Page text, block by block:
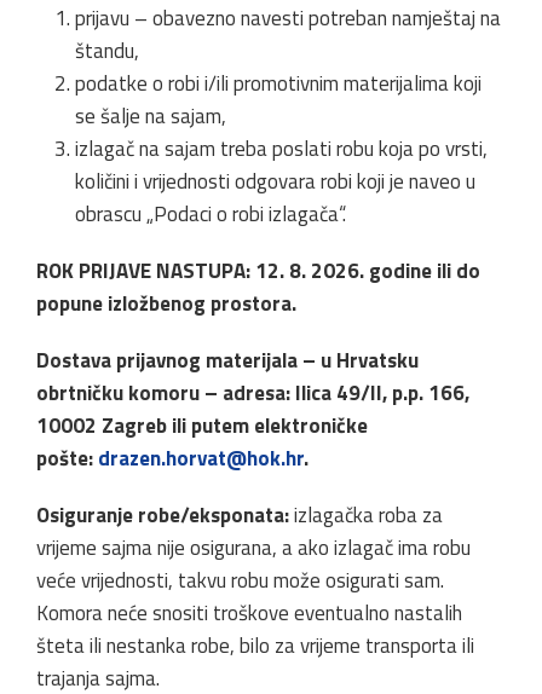
prijavu – obavezno navesti potreban namještaj na
štandu,
podatke o robi i/ili promotivnim materijalima koji
se šalje na sajam,
izlagač na sajam treba poslati robu koja po vrsti,
količini i vrijednosti odgovara robi koji je naveo u
obrascu „Podaci o robi izlagača“.
ROK PRIJAVE NASTUPA: 12. 8. 2026. godine ili do
popune izložbenog prostora.
Dostava prijavnog materijala – u Hrvatsku
obrtničku komoru – adresa: Ilica 49/II, p.p. 166,
10002 Zagreb ili putem elektroničke
pošte:drazen.horvat@hok.hr.
Osiguranje robe/eksponata:izlagačka roba za
vrijeme sajma nije osigurana, a ako izlagač ima robu
veće vrijednosti, takvu robu može osigurati sam.
Komora neće snositi troškove eventualno nastalih
šteta ili nestanka robe, bilo za vrijeme transporta ili
trajanja sajma.